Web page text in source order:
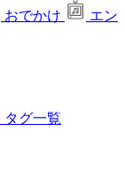
おでかけ
エン
タグ一覧